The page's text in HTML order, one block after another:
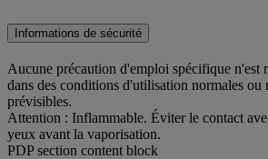
Informations de sécurité
Aucune précaution d'emploi spécifique n'est
dans des conditions d'utilisation normales ou
prévisibles.
Attention : Inflammable. Éviter le contact
yeux avant la vaporisation.
PDP section content block